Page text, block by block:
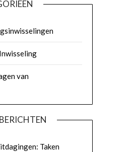
van
Taken